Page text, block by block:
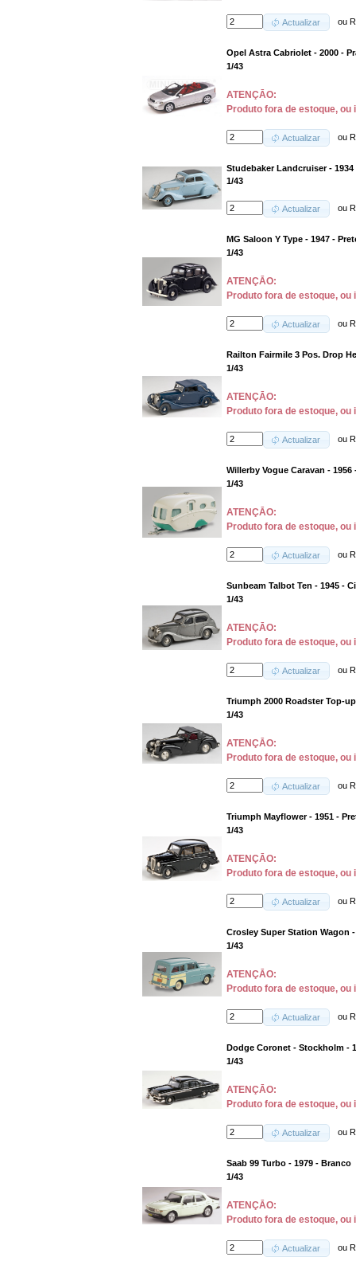
Actualizar ou
Opel Astra Cabriolet - 2000 -
1/43
ATENÇĀO:
Produto fora de estoque, ou
Actualizar ou
Studebaker Landcruiser -
1/43
Actualizar ou
MG Saloon Y Type - 1947 -
1/43
ATENÇĀO:
Produto fora de estoque, ou
Actualizar ou
Railton Fairmile 3 Pos. Drop
1/43
ATENÇĀO:
Produto fora de estoque, ou
Actualizar ou
Willerby Vogue Caravan - 1956
1/43
ATENÇĀO:
Produto fora de estoque, ou
Actualizar ou
Sunbeam Talbot Ten - 1945 -
1/43
ATENÇĀO:
Produto fora de estoque, ou
Actualizar ou
Triumph 2000 Roadster Top-
1/43
ATENÇĀO:
Produto fora de estoque, ou
Actualizar ou
Triumph Mayflower - 1951 -
1/43
ATENÇĀO:
Produto fora de estoque, ou
Actualizar ou
Crosley Super Station Wagon -
1/43
ATENÇĀO:
Produto fora de estoque, ou
Actualizar ou
Dodge Coronet - Stockholm -
1/43
ATENÇĀO:
Produto fora de estoque, ou
Actualizar ou
Saab 99 Turbo - 1979 - Branco
1/43
ATENÇĀO:
Produto fora de estoque, ou
Actualizar ou